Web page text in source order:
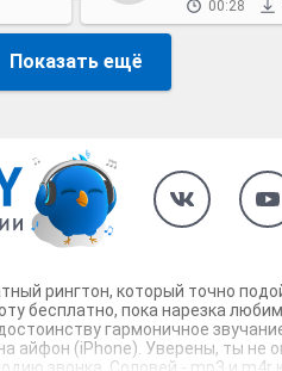
00:28
Показать ещё
рингтон, который точно
бесплатно, пока нарезка
гармоничное
айфон (iPhone). Уверены, ты